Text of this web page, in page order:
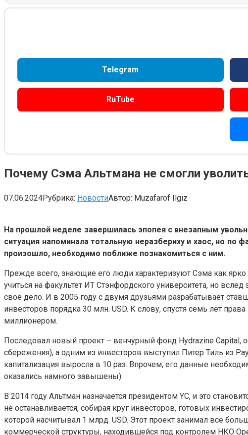
Telegram
RuTube
Почему Сэма Альтмана не смогли
07.06.2024Рубрика: НовостиАвтор: Muzafarof Ilgiz
На прошлой неделе завершилась эпопея с внезапным
ситуация напоминала тотальную неразбериху и хаос, но
произошло, необходимо поближе познакомиться с ним.
Прежде всего, знающие его люди характеризуют Сэма как
учиться на факультет ИТ Стэнфордского университета, но
своё дело. И в 2005 году с двумя друзьями разрабатывает
инвесторов порядка 30 млн. USD. К слову, спустя семь лет
миллионером.
Последовал новый проект – венчурный фонд Hydrazine Capital,
сбережения), а одним из инвесторов выступил Питер Тиль из
капитализация выросла в 10 раз. Впрочем, его данные
оказались намного завышены).
В 2014 году Альтман назначается президентом YC, и это
не останавливается, собирая круг инвесторов, готовых
которой насчитывал 1 млрд. USD. Этот проект занимал всё
коммерческой структуры, находившейся под контролем НКО